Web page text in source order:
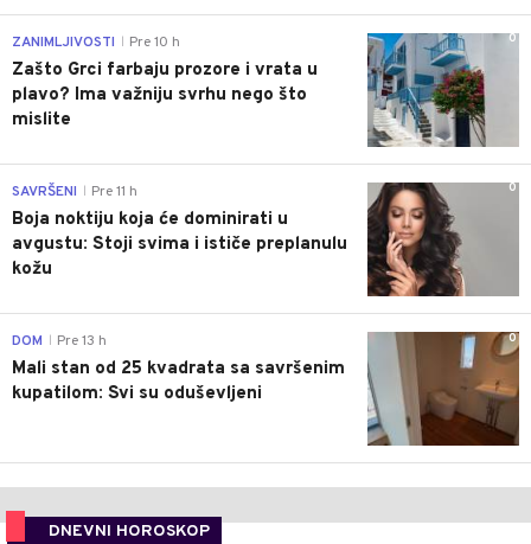
0
ZANIMLJIVOSTI Pre 10 h
Zašto Grci farbaju prozore i vrata u
plavo? Ima važniju svrhu nego što
mislite
0
SAVRŠENI Pre 11 h
Boja noktiju koja će dominirati u
avgustu: Stoji svima i ističe preplanulu
kožu
0
DOM Pre 13 h
Mali stan od 25 kvadrata sa savršenim
kupatilom: Svi su oduševljeni
DNEVNI HOROSKOP